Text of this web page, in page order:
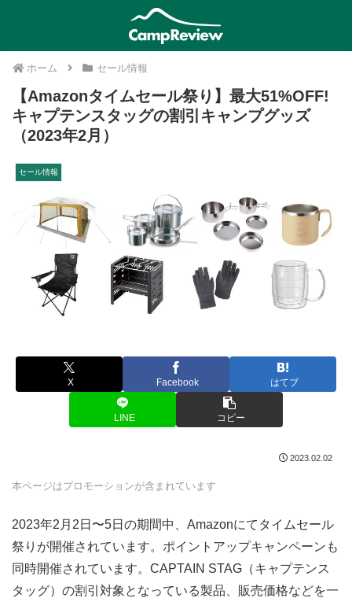
ホーム セール情報
【Amazonタイムセール祭り】最大51%OFF!
キャプテンスタッグの割引キャンプグッズ
（2023年2月）
セール情報
X Facebook はてブ
LINE コピー
2023.02.02
本ページはプロモーションが含まれています
2023年2月2日〜5日の期間中、Amazonにてタイムセール
祭りが開催されています。ポイントアップキャンペーンも
同時開催されています。CAPTAIN STAG（キャプテンス
タッグ）の割引対象となっている製品、販売価格などを一